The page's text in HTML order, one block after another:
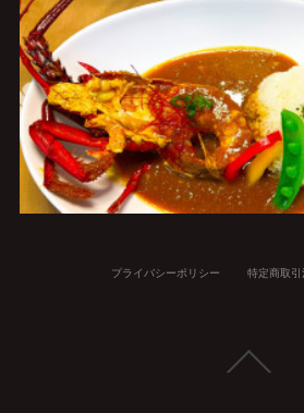
プライバシーポリシー 特定商取